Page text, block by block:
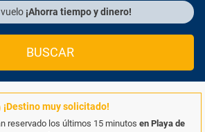
¡Ahorra tiempo y dinero!
BUSCAR
¡Destino muy solicitado!
reservado los últimos 15 minutos en Playa de